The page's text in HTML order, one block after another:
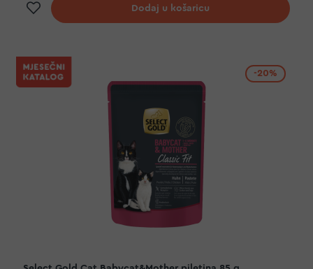
Dodaj na listu želja
Dodaj u košaricu
-20%